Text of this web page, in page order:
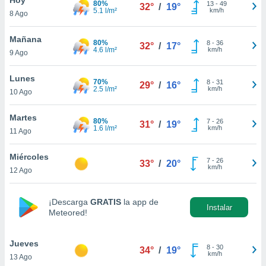
en
más
nuestra
de
aceptar
de
8 Ago
80%
5.1 l/m²
32° / 19° 13- 49
km/h
Mañana
9 Ago
80%
4.6 l/m²
32° / 17° 8- 36
km/h
Lunes
10 Ago
70%
2.5 l/m²
29° / 16° 8- 31
km/h
Martes
11 Ago
80%
1.6 l/m²
31° / 19° 7- 26
km/h
Miércoles
12 Ago
33° / 20° 7- 26
km/h
¡Descarga GRATIS la app de
Meteored!
Instalar
Jueves
13 Ago
34° / 19° 8- 30
km/h